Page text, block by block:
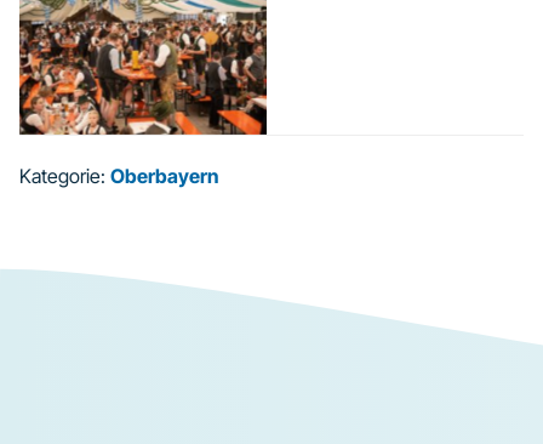
Kategorie: Oberbayern